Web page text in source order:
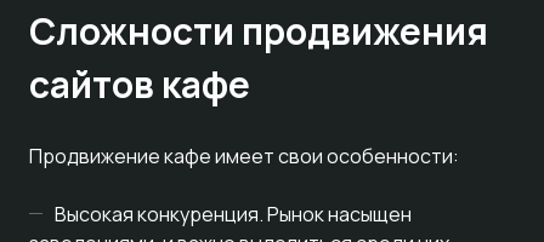
Сложности продвижения
сайтов кафе
Продвижение кафе имеет свои особенности:
Высокая конкуренция. Рынок насыщен